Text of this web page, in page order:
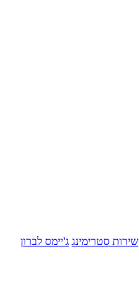
שירות סטרימינג ג'יימס לברון